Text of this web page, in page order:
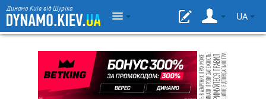
Динамо Київ від Шуріка
UA